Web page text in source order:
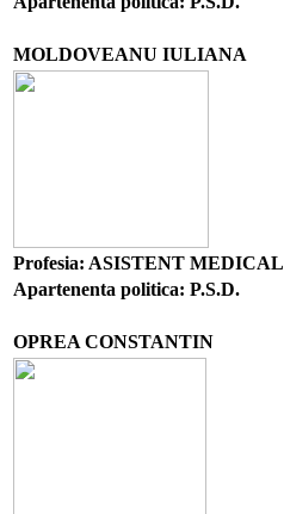
MOLDOVEANU IULIANA
Profesia: ASISTENT MEDICAL
Apartenenta politica: P.S.D.
OPREA CONSTANTIN